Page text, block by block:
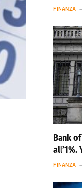
FINANZA
Bank
FINANZA